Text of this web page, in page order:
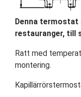
Denna termostat
restauranger, till
Ratt med
montering.